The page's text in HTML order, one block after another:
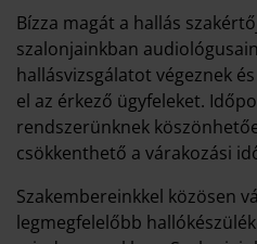
Bízza magát a hallás
szalonjainkban
hallásvizsgálatot végeznek
el az érkező ügyfeleket.
rendszerünknek
csökkenthető a várakozási
Szakembereinkkel közösen
legmegfelelőbb